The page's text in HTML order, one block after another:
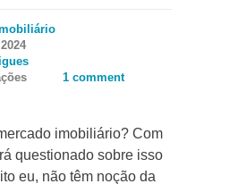
1 comment
imobiliário? Com
questionado sobre isso
eu, não têm noção da